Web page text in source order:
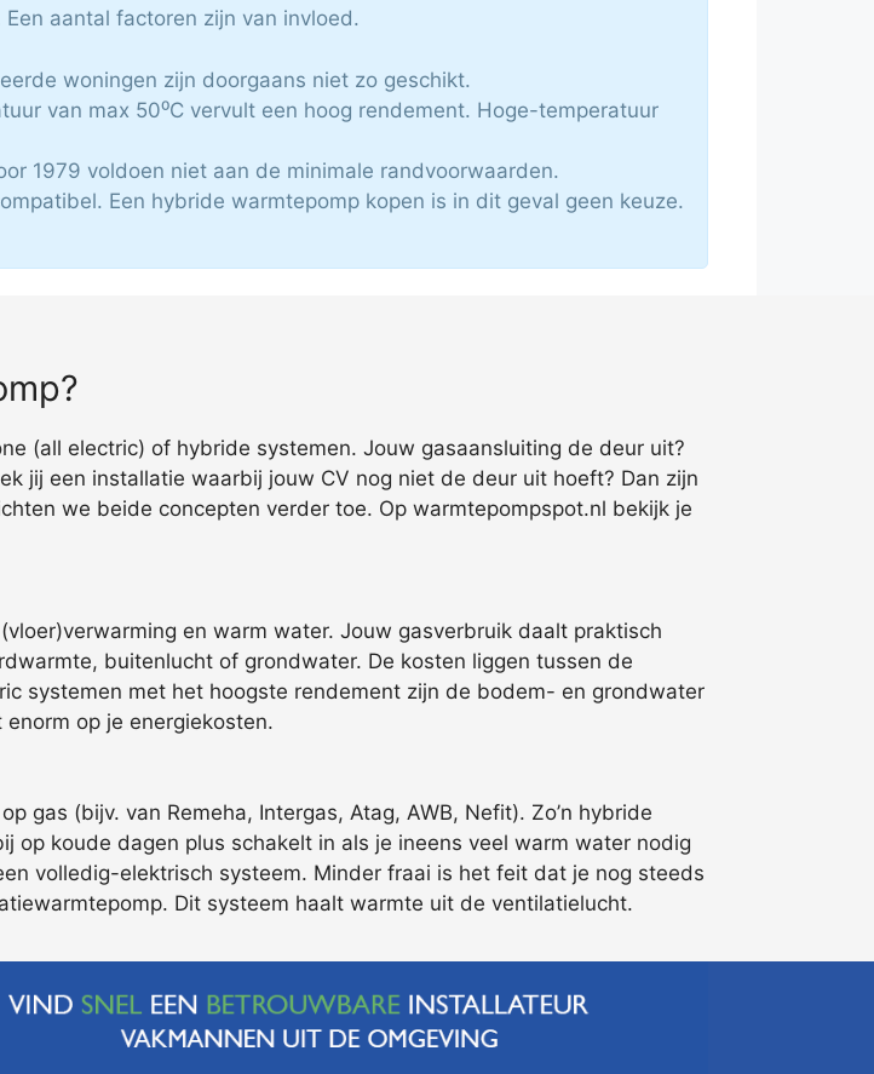
aantal factoren zijn van invloed.
woningen zijn doorgaans niet zo geschikt.
van max 50⁰C vervult een hoog rendement. Hoge-temperatuur
1979 voldoen niet aan de minimale randvoorwaarden.
Een hybride warmtepomp kopen is in dit geval geen keuze.
(all electric) of hybride systemen. Jouw gasaansluiting de deur uit?
jij een installatie waarbij jouw CV nog niet de deur uit hoeft? Dan zijn
we beide concepten verder toe. Op warmtepompspot.nl bekijk je
en warm water. Jouw gasverbruik daalt praktisch
buitenlucht of grondwater. De kosten liggen tussen de
systemen met het hoogste rendement zijn de bodem- en grondwater
op je energiekosten.
gas (bijv. van Remeha, Intergas, Atag, AWB, Nefit). Zo’n hybride
op koude dagen plus schakelt in als je ineens veel warm water nodig
volledig-elektrisch systeem. Minder fraai is het feit dat je nog steeds
Dit systeem haalt warmte uit de ventilatielucht.